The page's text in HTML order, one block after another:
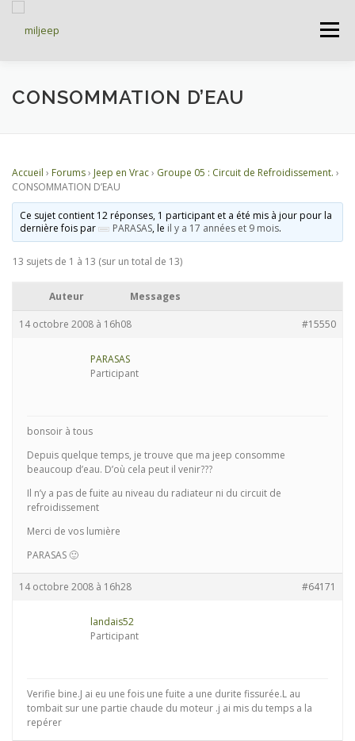
Menu
ACCUEIL ARTICLES PETITES ANNONCES
DOCUMENTATIONS FORUMS S’INSCRIRE
CONNEXION
CONSOMMATION D’EAU
Accueil › Forums› Jeep en Vrac› Groupe 05 : Circuit de Refroidissement. ›
CONSOMMATION D’EAU
Ce sujet contient 12 réponses, 1 participant et a été mis à jour pour la
dernière fois par
PARASAS, le il y a 17 années et 9 mois.
13 sujets de 1 à 13 (sur un total de 13)
Auteur Messages
14 octobre 2008 à 16h08 #15550
PARASAS
Participant
bonsoir à tous
Depuis quelque temps, je trouve que ma jeep consomme
beaucoup d’eau. D’où cela peut il venir???
Il n’y a pas de fuite au niveau du radiateur ni du circuit de
refroidissement
Merci de vos lumière
PARASAS 🙂
14 octobre 2008 à 16h28 #64171
landais52
Participant
Verifie bine.J ai eu une fois une fuite a une durite fissurée.L au
tombait sur une partie chaude du moteur .j ai mis du temps a la
repérer